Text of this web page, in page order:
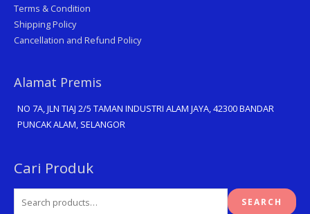
Terms & Condition
Shipping Policy
Cancellation and Refund Policy
Alamat Premis
NO 7A, JLN TIAJ 2/5 TAMAN INDUSTRI ALAM JAYA, 42300 BANDAR
PUNCAK ALAM, SELANGOR
Cari Produk
Search
SEARCH